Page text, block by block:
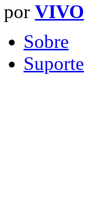
por VIVO
Sobre
Suporte